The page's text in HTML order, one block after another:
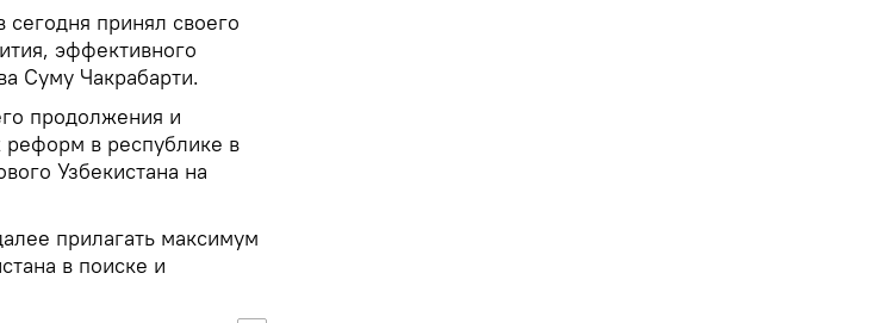
принял своего
эффективного
Суму Чакрабарти.
продолжения и
реформ в республике в
Узбекистана на
прилагать максимум
в поиске и